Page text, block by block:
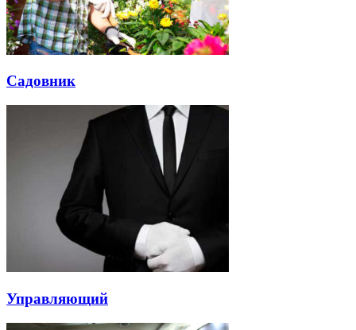
Садовник
Управляющий